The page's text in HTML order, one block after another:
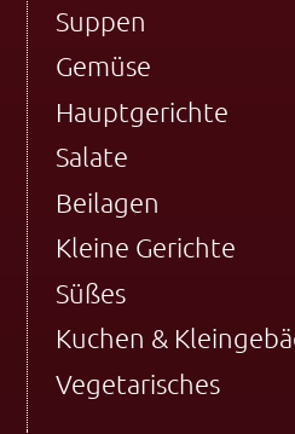
Suppen
Gemüse
Hauptgerichte
Salate
Beilagen
Kleine Gerichte
Süßes
Kuchen &
Vegetarisches